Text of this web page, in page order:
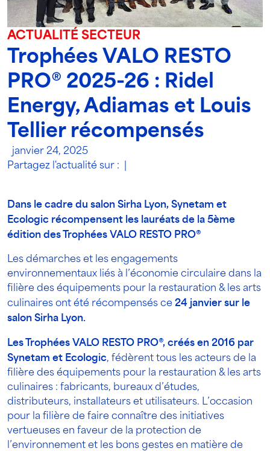
ACTUALITÉ SECTEUR
Trophées VALO RESTO
PRO® 2025-26 : Ridel
Energy, Adiamas et Louis
Tellier récompensés
janvier 24, 2025
Partagez l'actualité sur :
Dans le cadre du salon Sirha Lyon, Synetam et
Ecologic récompensent les lauréats de la 5ème
édition des Trophées VALO RESTO PRO®
Les démarches et les engagements
environnementaux liés à l’économie circulaire dans la
filière des équipements pour la restauration & les arts
culinaires ont été récompensés ce 24 janvier sur le
salon Sirha Lyon.
Les Trophées VALO RESTO PRO®, créés en 2016 par
Synetam et Ecologic, fédèrent tous les acteurs de la
filière des équipements pour la restauration & les arts
culinaires : fabricants, bureaux d’études,
distributeurs, installateurs et utilisateurs. L’occasion
pour la filière de faire connaître des initiatives
vertueuses en faveur de la protection de
l’environnement et les bons gestes en matière de